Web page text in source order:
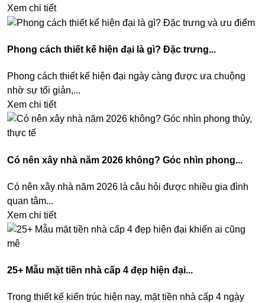
Xem chi tiết
Phong cách thiết kế hiện đại là gì? Đặc trưng...
Phong cách thiết kế hiện đại ngày càng được ưa chuộng
nhờ sự tối giản,...
Xem chi tiết
Có nên xây nhà năm 2026 không? Góc nhìn phong...
Có nên xây nhà năm 2026 là câu hỏi được nhiều gia đình
quan tâm...
Xem chi tiết
25+ Mẫu mặt tiền nhà cấp 4 đẹp hiện đại...
Trong thiết kế kiến trúc hiện nay, mặt tiền nhà cấp 4 ngày